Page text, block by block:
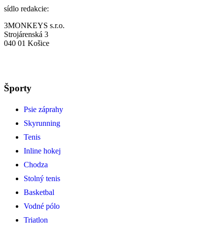
sídlo redakcie:
3MONKEYS s.r.o.
Strojárenská 3
040 01 Košice
Športy
Psie záprahy
Skyrunning
Tenis
Inline hokej
Chodza
Stolný tenis
Basketbal
Vodné pólo
Triatlon